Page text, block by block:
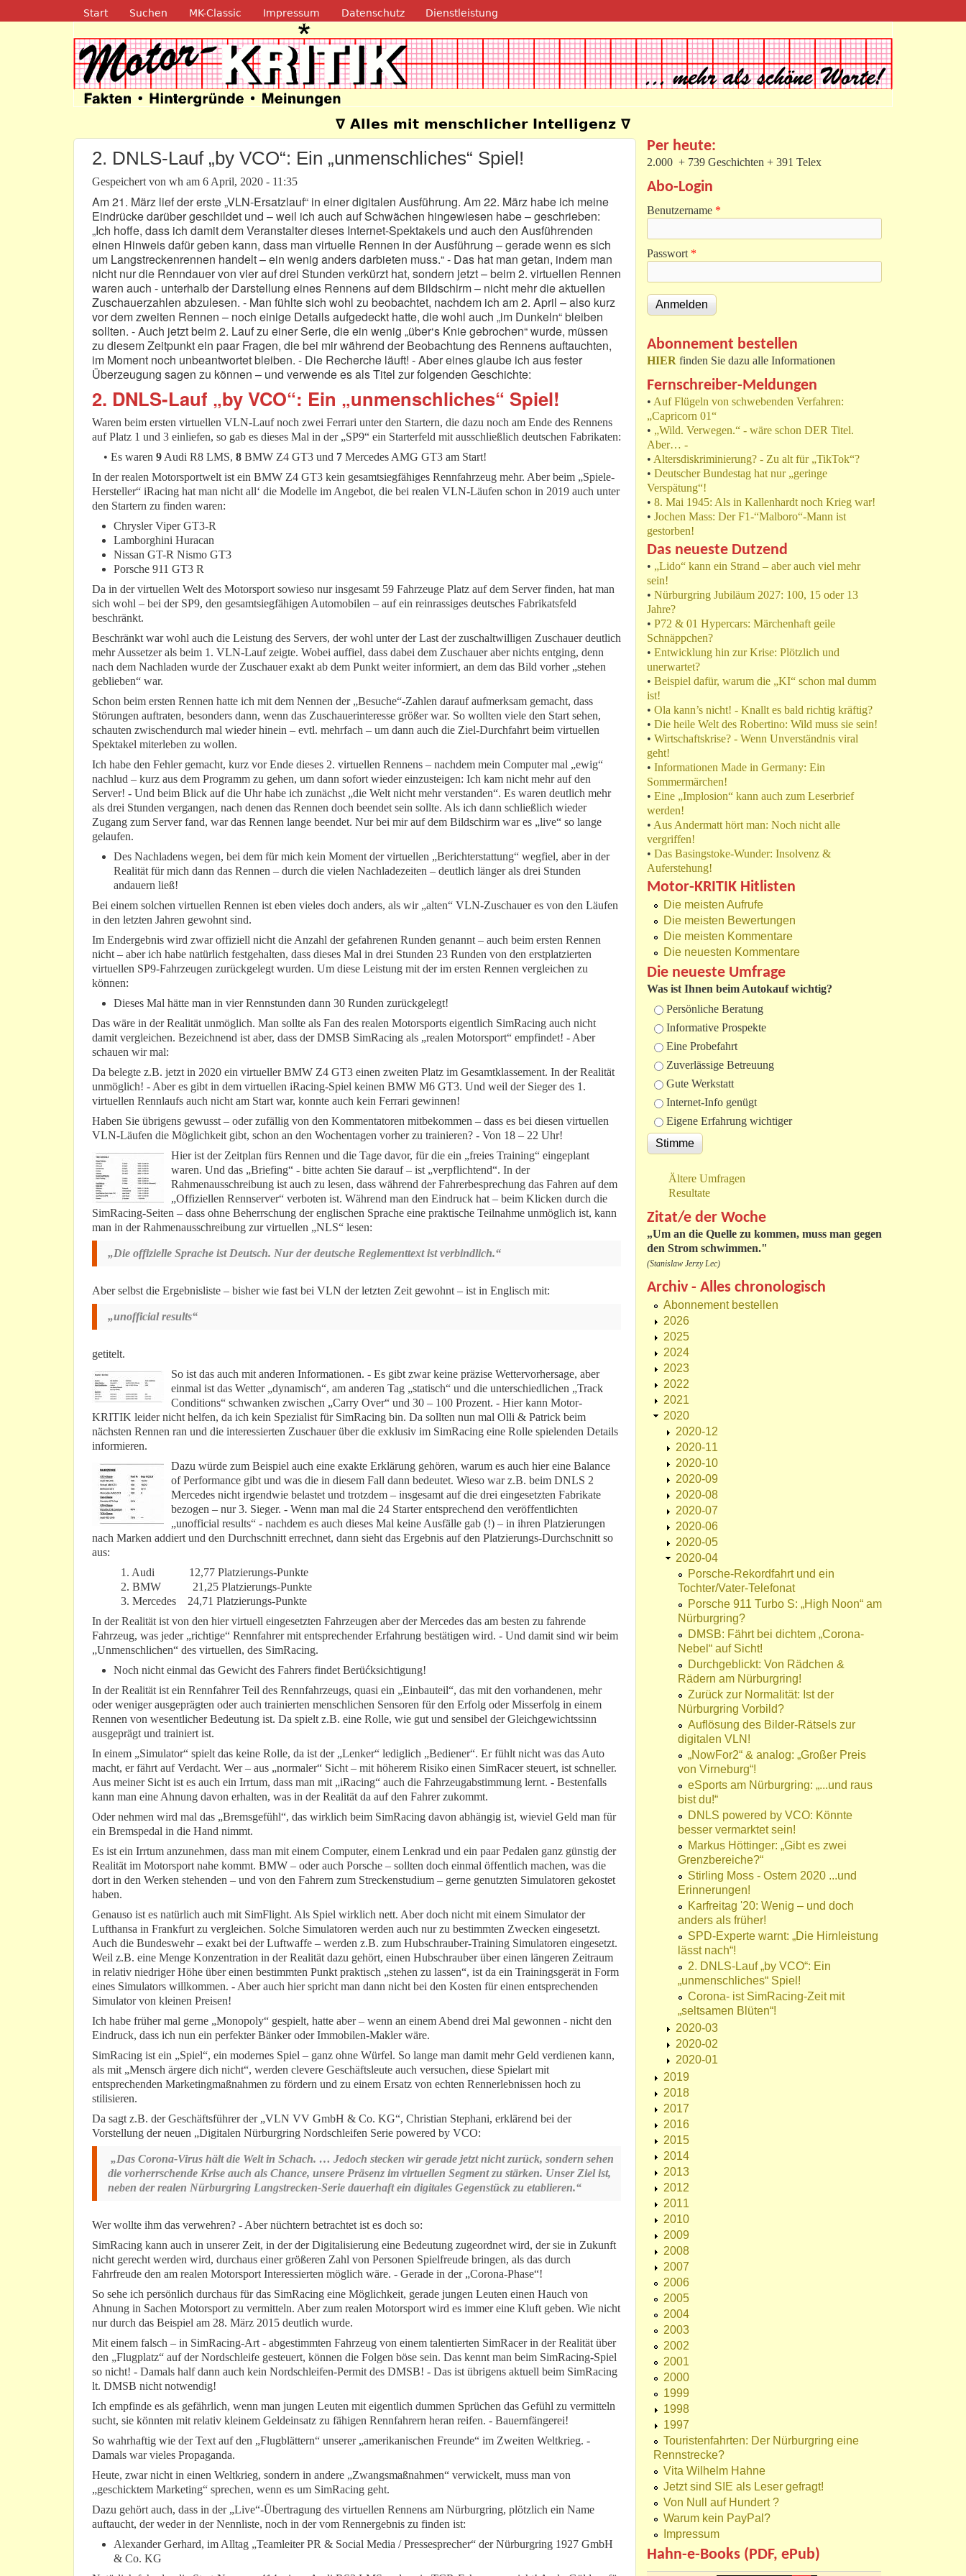
Direkt zum Inhalt
Navigation
Start Suchen MK-Classic Impressum Datenschutz Dienstleistung
Motor-Kritik.de∇ Alles mit menschlicher Intelligenz ∇
2. DNLS-Lauf „by VCO“: Ein „unmenschliches“ Spiel!
Gespeichert von wh am 6 April, 2020 - 11:35
Am 21. März lief der erste „VLN-Ersatzlauf“ in einer digitalen Ausführung. Am 22. März habe ich meine
Eindrücke darüber geschildet und – weil ich auch auf Schwächen hingewiesen habe – geschrieben:
„Ich hoffe, dass ich damit dem Veranstalter dieses Internet-Spektakels und auch den Ausführenden
einen Hinweis dafür geben kann, dass man virtuelle Rennen in der Ausführung – gerade wenn es sich
um Langstreckenrennen handelt – ein wenig anders darbieten muss.“ - Das hat man getan, indem man
nicht nur die Renndauer von vier auf drei Stunden verkürzt hat, sondern jetzt – beim 2. virtuellen Rennen
waren auch - unterhalb der Darstellung eines Rennens auf dem Bildschirm – nicht mehr die aktuellen
Zuschauerzahlen abzulesen. - Man fühlte sich wohl zu beobachtet, nachdem ich am 2. April – also kurz
vor dem zweiten Rennen – noch einige Details aufgedeckt hatte, die wohl auch „im Dunkeln“ bleiben
sollten. - Auch jetzt beim 2. Lauf zu einer Serie, die ein wenig „über‘s Knie gebrochen“ wurde, müssen
zu diesem Zeitpunkt ein paar Fragen, die bei mir während der Beobachtung des Rennens auftauchten,
im Moment noch unbeantwortet bleiben. - Die Recherche läuft! - Aber eines glaube ich aus fester
Überzeugung sagen zu können – und verwende es als Titel zur folgenden Geschichte:
2. DNLS-Lauf „by VCO“: Ein „unmenschliches“ Spiel!
Waren beim ersten virtuellen VLN-Lauf noch zwei Ferrari unter den Startern, die dazu noch am Ende des Rennens
auf Platz 1 und 3 einliefen, so gab es dieses Mal in der „SP9“ ein Starterfeld mit ausschließlich deutschen Fabrikaten:
• Es waren 9 Audi R8 LMS, 8 BMW Z4 GT3 und 7 Mercedes AMG GT3 am Start!
In der realen Motorsportwelt ist ein BMW Z4 GT3 kein gesamtsiegfähiges Rennfahrzeug mehr. Aber beim „Spiele-
Hersteller“ iRacing hat man nicht all‘ die Modelle im Angebot, die bei realen VLN-Läufen schon in 2019 auch unter
den Startern zu finden waren:
Chrysler Viper GT3-R
Lamborghini Huracan
Nissan GT-R Nismo GT3
Porsche 911 GT3 R
Da in der virtuellen Welt des Motorsport sowieso nur insgesamt 59 Fahrzeuge Platz auf dem Server finden, hat man
sich wohl – bei der SP9, den gesamtsiegfähigen Automobilen – auf ein reinrassiges deutsches Fabrikatsfeld
beschränkt.
Beschränkt war wohl auch die Leistung des Servers, der wohl unter der Last der zuschaltwilligen Zuschauer deutlich
mehr Aussetzer als beim 1. VLN-Lauf zeigte. Wobei auffiel, dass dabei dem Zuschauer aber nichts entging, denn
nach dem Nachladen wurde der Zuschauer exakt ab dem Punkt weiter informiert, an dem das Bild vorher „stehen
geblieben“ war.
Schon beim ersten Rennen hatte ich mit dem Nennen der „Besuche“-Zahlen darauf aufmerksam gemacht, dass
Störungen auftraten, besonders dann, wenn das Zuschauerinteresse größer war. So wollten viele den Start sehen,
schauten zwischendurch mal wieder hinein – evtl. mehrfach – um dann auch die Ziel-Durchfahrt beim virtuellen
Spektakel miterleben zu wollen.
Ich habe den Fehler gemacht, kurz vor Ende dieses 2. virtuellen Rennens – nachdem mein Computer mal „ewig“
nachlud – kurz aus dem Programm zu gehen, um dann sofort wieder einzusteigen: Ich kam nicht mehr auf den
Server! - Und beim Blick auf die Uhr habe ich zunächst „die Welt nicht mehr verstanden“. Es waren deutlich mehr
als drei Stunden vergangen, nach denen das Rennen doch beendet sein sollte. Als ich dann schließlich wieder
Zugang zum Server fand, war das Rennen lange beendet. Nur bei mir auf dem Bildschirm war es „live“ so lange
gelaufen.
Des Nachladens wegen, bei dem für mich kein Moment der virtuellen „Berichterstattung“ wegfiel, aber in der
Realität für mich dann das Rennen – durch die vielen Nachladezeiten – deutlich länger als drei Stunden
andauern ließ!
Bei einem solchen virtuellen Rennen ist eben vieles doch anders, als wir „alten“ VLN-Zuschauer es von den Läufen
in den letzten Jahren gewohnt sind.
Im Endergebnis wird zwar offiziell nicht die Anzahl der gefahrenen Runden genannt – auch beim ersten Rennen
nicht – aber ich habe natürlich festgehalten, dass dieses Mal in drei Stunden 23 Runden von den erstplatzierten
virtuellen SP9-Fahrzeugen zurückgelegt wurden. Um diese Leistung mit der im ersten Rennen vergleichen zu
können:
Dieses Mal hätte man in vier Rennstunden dann 30 Runden zurückgelegt!
Das wäre in der Realität unmöglich. Man sollte als Fan des realen Motorsports eigentlich SimRacing auch nicht
damit vergleichen. Bezeichnend ist aber, dass der DMSB SimRacing als „realen Motorsport“ empfindet! - Aber
schauen wir mal:
Da belegte z.B. jetzt in 2020 ein virtueller BMW Z4 GT3 einen zweiten Platz im Gesamtklassement. In der Realität
unmöglich! - Aber es gibt in dem virtuellen iRacing-Spiel keinen BMW M6 GT3. Und weil der Sieger des 1.
virtuellen Rennlaufs auch nicht am Start war, konnte auch kein Ferrari gewinnen!
Haben Sie übrigens gewusst – oder zufällig von den Kommentatoren mitbekommen – dass es bei diesen virtuellen
VLN-Läufen die Möglichkeit gibt, schon an den Wochentagen vorher zu trainieren? - Von 18 – 22 Uhr!
Hier ist der Zeitplan fürs Rennen und die Tage davor, für die ein „freies Training“ eingeplant
waren. Und das „Briefing“ - bitte achten Sie darauf – ist „verpflichtend“. In der
Rahmenausschreibung ist auch zu lesen, dass während der Fahrerbesprechung das Fahren auf dem
„Offiziellen Rennserver“ verboten ist. Während man den Eindruck hat – beim Klicken durch die
SimRacing-Seiten – dass ohne Beherrschung der englischen Sprache eine praktische Teilnahme unmöglich ist, kann
man in der Rahmenausschreibung zur virtuellen „NLS“ lesen:
„Die offizielle Sprache ist Deutsch. Nur der deutsche Reglementtext ist verbindlich.“
Aber selbst die Ergebnisliste – bisher wie fast bei VLN der letzten Zeit gewohnt – ist in Englisch mit:
„unofficial results“
getitelt.
So ist das auch mit anderen Informationen. - Es gibt zwar keine präzise Wettervorhersage, aber
einmal ist das Wetter „dynamisch“, am anderen Tag „statisch“ und die unterschiedlichen „Track
Conditions“ schwanken zwischen „Carry Over“ und 30 – 100 Prozent. - Hier kann Motor-
KRITIK leider nicht helfen, da ich kein Spezialist für SimRacing bin. Da sollten nun mal Olli & Patrick beim
nächsten Rennen ran und die interessierten Zuschauer über die exklusiv im SimRacing eine Rolle spielenden Details
informieren.
Dazu würde zum Beispiel auch eine exakte Erklärung gehören, warum es auch hier eine Balance
of Performance gibt und was die in diesem Fall dann bedeutet. Wieso war z.B. beim DNLS 2
Mercedes nicht irgendwie belastet und trotzdem – insgesamt auf die drei eingesetzten Fabrikate
bezogen – nur 3. Sieger. - Wenn man mal die 24 Starter entsprechend den veröffentlichten
„unofficial results“ - nachdem es auch dieses Mal keine Ausfälle gab (!) – in ihren Platzierungen
nach Marken addiert und den Durchschnitt errechnet, dann sieht das Ergebnis auf den Platzierungs-Durchschnitt so
aus:
1. Audi 12,77 Platzierungs-Punkte
2. BMW 21,25 Platzierungs-Punkte
3. Mercedes 24,71 Platzierungs-Punkte
In der Realität ist von den hier virtuell eingesetzten Fahrzeugen aber der Mercedes das am besten zu fahrende
Fahrzeug, was jeder „richtige“ Rennfahrer mit entsprechender Erfahrung bestätigen wird. - Und damit sind wir beim
„Unmenschlichen“ des virtuellen, des SimRacing.
Noch nicht einmal das Gewicht des Fahrers findet Berüćksichtigung!
In der Realität ist ein Rennfahrer Teil des Rennfahrzeugs, quasi ein „Einbauteil“, das mit den vorhandenen, mehr
oder weniger ausgeprägten oder auch trainierten menschlichen Sensoren für den Erfolg oder Misserfolg in einem
Rennen von wesentlicher Bedeutung ist. Da spielt z.B. eine Rolle, wie gut und sensibel der Gleichgewichtssinn
ausgeprägt und trainiert ist.
In einem „Simulator“ spielt das keine Rolle, da ist der „Lenker“ lediglich „Bediener“. Er fühlt nicht was das Auto
macht, er fährt auf Verdacht. Wer – aus „normaler“ Sicht – mit höherem Risiko einen SimRacer steuert, ist schneller.
Aus meiner Sicht ist es auch ein Irrtum, dass man mit „iRacing“ auch die Fahrzeugabstimmung lernt. - Bestenfalls
kann man eine Ahnung davon erhalten, was in der Realität da auf den Fahrer zukommt.
Oder nehmen wird mal das „Bremsgefühl“, das wirklich beim SimRacing davon abhängig ist, wieviel Geld man für
ein Bremspedal in die Hand nimmt.
Es ist ein Irrtum anzunehmen, dass man mit einem Computer, einem Lenkrad und ein paar Pedalen ganz günstig der
Realität im Motorsport nahe kommt. BMW – oder auch Porsche – sollten doch einmal öffentlich machen, was die
dort in den Werken stehenden – und von den Fahrern zum Streckenstudium – gerne genutzten Simulatoren gekostet
haben.
Genauso ist es natürlich auch mit SimFlight. Als Spiel wirklich nett. Aber doch nicht mit einem Simulator der
Lufthansa in Frankfurt zu vergleichen. Solche Simulatoren werden auch nur zu bestimmten Zwecken eingesetzt.
Auch die Bundeswehr – exakt bei der Luftwaffe – werden z.B. zum Hubschrauber-Training Simulatoren eingesetzt.
Weil z.B. eine Menge Konzentration in der Realität dazu gehört, einen Hubschrauber über einen längeren Zeitraum
in relativ niedriger Höhe über einen bestimmten Punkt praktisch „stehen zu lassen“, ist da ein Trainingsgerät in Form
eines Simulators willkommen. - Aber auch hier spricht man dann nicht bei den Kosten für einen entsprechenden
Simulator von kleinen Preisen!
Ich habe früher mal gerne „Monopoly“ gespielt, hatte aber – wenn an einem Abend drei Mal gewonnen - nicht den
Eindruck, dass ich nun ein perfekter Bänker oder Immobilen-Makler wäre.
SimRacing ist ein „Spiel“, ein modernes Spiel – ganz ohne Würfel. So lange man damit mehr Geld verdienen kann,
als mit „Mensch ärgere dich nicht“, werden clevere Geschäftsleute auch versuchen, diese Spielart mit
entsprechenden Marketingmaßnahmen zu fördern und zu einem Ersatz von echten Rennerlebnissen hoch zu
stilisieren.
Da sagt z.B. der Geschäftsführer der „VLN VV GmbH & Co. KG“, Christian Stephani, erklärend bei der
Vorstellung der neuen „Digitalen Nürburgring Nordschleifen Serie powered by VCO:
„Das Corona-Virus hält die Welt in Schach. … Jedoch stecken wir gerade jetzt nicht zurück, sondern sehen
die vorherrschende Krise auch als Chance, unsere Präsenz im virtuellen Segment zu stärken. Unser Ziel ist,
neben der realen Nürburgring Langstrecken-Serie dauerhaft ein digitales Gegenstück zu etablieren.“
Wer wollte ihm das verwehren? - Aber nüchtern betrachtet ist es doch so:
SimRacing kann auch in unserer Zeit, in der der Digitalisierung eine Bedeutung zugeordnet wird, der sie in Zukunft
nicht gerecht werden wird, durchaus einer größeren Zahl von Personen Spielfreude bringen, als das durch
Fahrfreude den am realen Motorsport Interessierten möglich wäre. - Gerade in der „Corona-Phase“!
So sehe ich persönlich durchaus für das SimRacing eine Möglichkeit, gerade jungen Leuten einen Hauch von
Ahnung in Sachen Motorsport zu vermitteln. Aber zum realen Motorsport wird es immer eine Kluft geben. Wie nicht
nur durch das Beispiel am 28. März 2015 deutlich wurde.
Mit einem falsch – in SimRacing-Art - abgestimmten Fahrzeug von einem talentierten SimRacer in der Realität über
den „Flugplatz“ auf der Nordschleife gesteuert, können die Folgen böse sein. Das kennt man beim SimRacing-Spiel
so nicht! - Damals half dann auch kein Nordschleifen-Permit des DMSB! - Das ist übrigens aktuell beim SimRacing
lt. DMSB nicht notwendig!
Ich empfinde es als gefährlich, wenn man jungen Leuten mit eigentlich dummen Sprüchen das Gefühl zu vermitteln
sucht, sie könnten mit relativ kleinem Geldeinsatz zu fähigen Rennfahrern heran reifen. - Bauernfängerei!
So wahrhaftig wie der Text auf den „Flugblättern“ unserer „amerikanischen Freunde“ im Zweiten Weltkrieg. -
Damals war vieles Propaganda.
Heute, zwar nicht in einen Weltkrieg, sondern in andere „Zwangsmaßnahmen“ verwickelt, muss man von
„geschicktem Marketing“ sprechen, wenn es um SimRacing geht.
Dazu gehört auch, dass in der „Live“-Übertragung des virtuellen Rennens am Nürburgring, plötzlich ein Name
auftaucht, der weder in der Nennliste, noch in der vom Rennergebnis zu finden ist:
Alexander Gerhard, im Alltag „Teamleiter PR & Social Media / Pressesprecher“ der Nürburgring 1927 GmbH
& Co. KG
Per heute:
2.000 + 739 Geschichten + 391 Telex
Abo-Login
Benutzername *
Passwort *
Abonnement bestellen
HIER finden Sie dazu alle Informationen
Fernschreiber-Meldungen
• Auf Flügeln von schwebenden Verfahren:
„Capricorn 01“
• „Wild. Verwegen.“ - wäre schon DER Titel.
Aber… -
• Altersdiskriminierung? - Zu alt für „TikTok“?
• Deutscher Bundestag hat nur „geringe
Verspätung“!
• 8. Mai 1945: Als in Kallenhardt noch Krieg war!
• Jochen Mass: Der F1-“Malboro“-Mann ist
gestorben!
Das neueste Dutzend
• „Lido“ kann ein Strand – aber auch viel mehr
sein!
• Nürburgring Jubiläum 2027: 100, 15 oder 13
Jahre?
• P72 & 01 Hypercars: Märchenhaft geile
Schnäppchen?
• Entwicklung hin zur Krise: Plötzlich und
unerwartet?
• Beispiel dafür, warum die „KI“ schon mal dumm
ist!
• Ola kann’s nicht! - Knallt es bald richtig kräftig?
• Die heile Welt des Robertino: Wild muss sie sein!
• Wirtschaftskrise? - Wenn Unverständnis viral
geht!
• Informationen Made in Germany: Ein
Sommermärchen!
• Eine „Implosion“ kann auch zum Leserbrief
werden!
• Aus Andermatt hört man: Noch nicht alle
vergriffen!
• Das Basingstoke-Wunder: Insolvenz &
Auferstehung!
Motor-KRITIK Hitlisten
Die meisten Aufrufe
Die meisten Bewertungen
Die meisten Kommentare
Die neuesten Kommentare
Die neueste Umfrage
Was ist Ihnen beim Autokauf wichtig?
Auswahlmöglichkeiten
Persönliche Beratung
Informative Prospekte
Eine Probefahrt
Zuverlässige Betreuung
Gute Werkstatt
Internet-Info genügt
Eigene Erfahrung wichtiger
Ältere Umfragen
Resultate
Zitat/e der Woche
„Um an die Quelle zu kommen, muss man gegen
den Strom schwimmen."
(Stanislaw Jerzy Lec)
Archiv - Alles chronologisch
Abonnement bestellen
2026
2025
2024
2023
2022
2021
2020
2020-12
2020-11
2020-10
2020-09
2020-08
2020-07
2020-06
2020-05
2020-04
Porsche-Rekordfahrt und ein
Tochter/Vater-Telefonat
Porsche 911 Turbo S: „High Noon“ am
Nürburgring?
DMSB: Fährt bei dichtem „Corona-
Nebel“ auf Sicht!
Durchgeblickt: Von Rädchen &
Rädern am Nürburgring!
Zurück zur Normalität: Ist der
Nürburgring Vorbild?
Auflösung des Bilder-Rätsels zur
digitalen VLN!
„NowFor2“ & analog: „Großer Preis
von Virneburg“!
eSports am Nürburgring: „...und raus
bist du!“
DNLS powered by VCO: Könnte
besser vermarktet sein!
Markus Höttinger: „Gibt es zwei
Grenzbereiche?“
Stirling Moss - Ostern 2020 ...und
Erinnerungen!
Karfreitag '20: Wenig – und doch
anders als früher!
SPD-Experte warnt: „Die Hirnleistung
lässt nach“!
2. DNLS-Lauf „by VCO“: Ein
„unmenschliches“ Spiel!
Corona- ist SimRacing-Zeit mit
„seltsamen Blüten“!
2020-03
2020-02
2020-01
2019
2018
2017
2016
2015
2014
2013
2012
2011
2010
2009
2008
2007
2006
2005
2004
2003
2002
2001
2000
1999
1998
1997
Touristenfahrten: Der Nürburgring eine
Rennstrecke?
Vita Wilhelm Hahne
Jetzt sind SIE als Leser gefragt!
Von Null auf Hundert ?
Warum kein PayPal?
Impressum
Hahn-e-Books (PDF, ePub)